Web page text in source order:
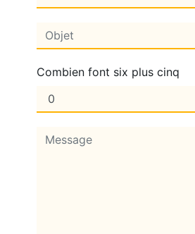
Combien font six plus cinq